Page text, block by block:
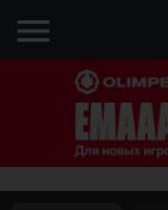
menu